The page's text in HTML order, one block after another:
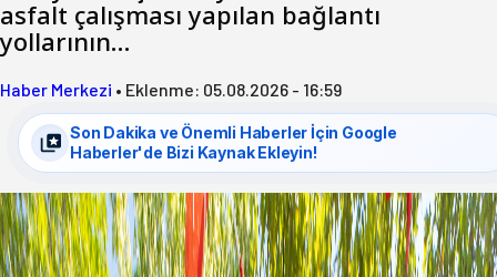
asfalt çalışması yapılan bağlantı
yollarının…
Haber Merkezi • Eklenme: 05.08.2026 - 16:59
Son Dakika ve Önemli Haberler İçin Google
Haberler'de Bizi Kaynak Ekleyin!